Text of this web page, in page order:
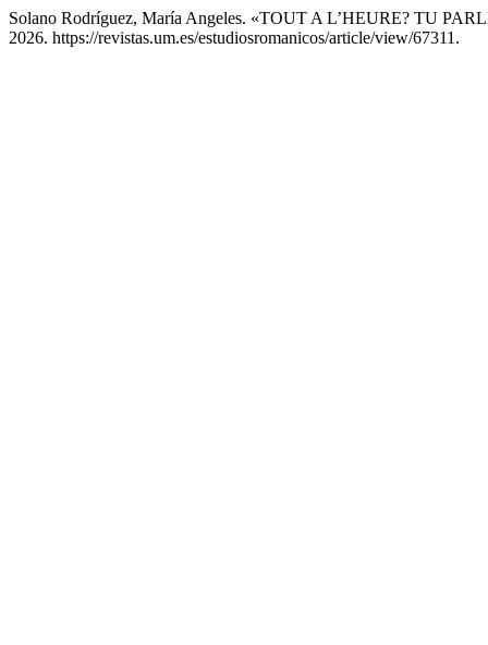
Solano Rodríguez, María Angeles. «TOUT A L’HEURE? TU
2026. https://revistas.um.es/estudiosromanicos/article/view/67311.